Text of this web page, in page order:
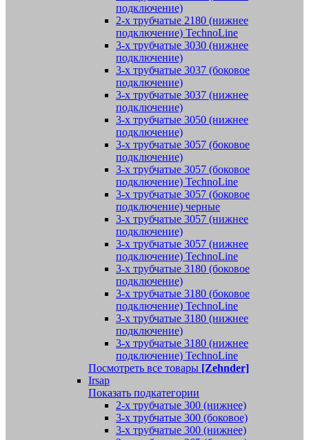
подключение)
2-х трубчатые 2180 (нижнее
подключение) TechnoLine
3-х трубчатые 3030 (нижнее
подключение)
3-х трубчатые 3037 (боковое
подключение)
3-х трубчатые 3037 (нижнее
подключение)
3-х трубчатые 3050 (нижнее
подключение)
3-х трубчатые 3057 (боковое
подключение)
3-х трубчатые 3057 (боковое
подключение) TechnoLine
3-х трубчатые 3057 (боковое
подключение) черные
3-х трубчатые 3057 (нижнее
подключение)
3-х трубчатые 3057 (нижнее
подключение) TechnoLine
3-х трубчатые 3180 (боковое
подключение)
3-х трубчатые 3180 (боковое
подключение) TechnoLine
3-х трубчатые 3180 (нижнее
подключение)
3-х трубчатые 3180 (нижнее
подключение) TechnoLine
Посмотреть все товары [Zehnder]
Irsap
Показать подкатегории
2-х трубчатые 300 (нижнее)
3-х трубчатые 300 (боковое)
3-х трубчатые 300 (нижнее)